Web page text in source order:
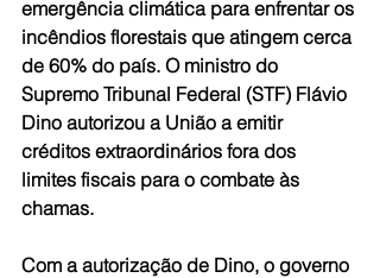
emergência climática para enfrentar os
incêndios florestais que atingem cerca
de 60% do país. O ministro do
Supremo Tribunal Federal (STF) Flávio
Dino autorizou a União a emitir
créditos extraordinários fora dos
limites fiscais para o combate às
chamas.
Com a autorização de Dino, o governo